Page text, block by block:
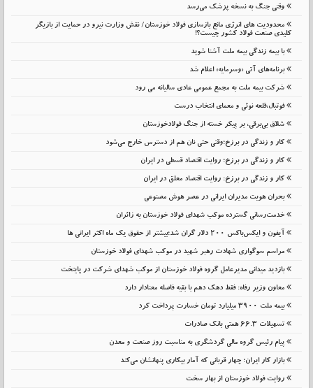
وقتی جنگ به نسخه پزشک می‌رسد
محدودیت های انرژی مانع بازسازی فولاد خوزستان/ نقش وزارت نیرو در حمایت از بازیگر
کلیدی صنعت فولاد کشور چیست؟!
با بیمه زندگی بیمه ملت آشنا شوید
برنامه‌های آتی «وسرمایه» اعلام شد
شرکت بیمه ملت به مجمع عمومی عادی سالیانه می رود
فوتبال،قلعه نوئی و معمای انتخاب درست
شلاق‌ بی‌برقی، بر پیکر خسته‌ از جنگ فولادخوزستان
کار و زندگی در برزخ؛وقتی حتی نان هم از دسترس خارج می‌شود
کار و زندگی در برزخ؛ روایت اقتصاد قسطی در ایران
کار و زندگی در برزخ: روایت اقتصاد معلق در ایران
بحران هویت مدیران ایرانی در عصر هوش مصنوعی
خدمت‌رسانی گسترده موکب شهدای فولاد خوزستان به زائران
آیفون و ایکس‌باکس ۲۰۰ دلار گران شد؛بیشتر از حقوق یک ماه اکثر ایرانی ها
مراسم سوگواری شهادت رهبر شهید در موکب شهدای فولاد خوزستان
بازدید میدانی مدیرعامل گروه فولاد خوزستان از موکب شهدای شرکت در پایتخت
معاون وزیر رفاه: فقط دهک دهم با بقیه فاصله معنادار دارد
بیمه ملت 3900 میلیارد تومان خسارت پرداخت کرد
تسهیلات 66.3 همتی بانک صادرات
پیام رئیس گروه مالی گردشگری به مناسبت روز صنعت و معدن
بازار کار ایران؛ چهار قربانی که آمار بیکاری پنهانشان می‌کند
روایت فولاد خوزستان از بهار سخت